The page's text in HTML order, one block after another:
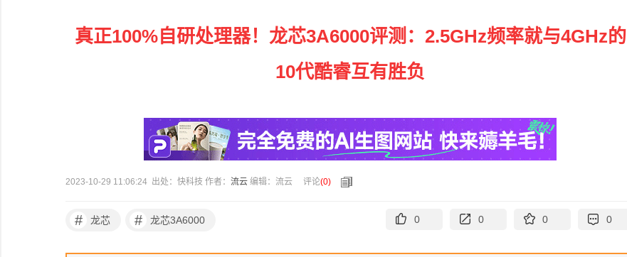
真正100%自研处理器！龙芯3A6000评测：2.5GHz频率就与4GHz的
10代酷睿互有胜负
2023-10-29 11:06:24 出处：快科技 作者： 流云 编辑：流云 评论(0)
# 龙芯 # 龙芯3A6000 0 0 0 0